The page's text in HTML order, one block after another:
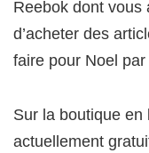
Reebok dont vous
d’acheter des
faire pour Noel
Sur la boutique
actuellement